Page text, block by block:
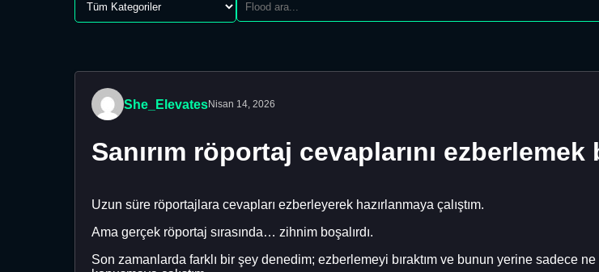
She_ElevatesNisan 14, 2026
Sanırım röportaj cevaplarını
Uzun süre röportajlara cevapları ezberleyerek hazırlanmaya çalıştım.
Ama gerçek röportaj sırasında… zihnim boşalırdı.
Son zamanlarda farklı bir şey denedim; ezberlemeyi bıraktım ve bunun yerine sadece